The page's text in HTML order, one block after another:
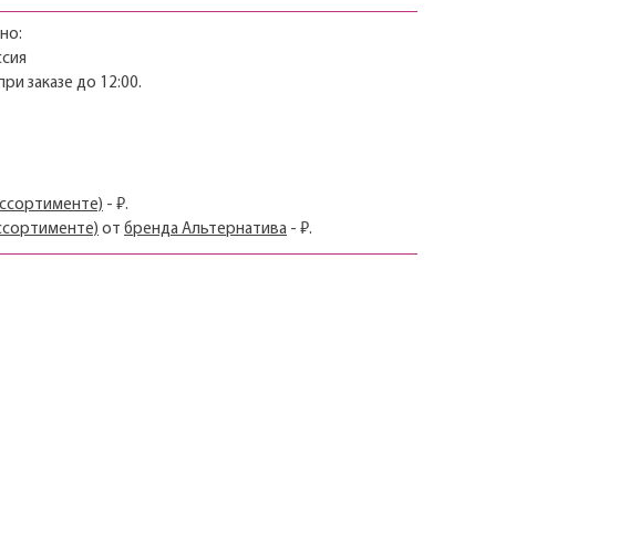
заказе до 12:00.
- ₽.
от бренда Альтернатива - ₽.